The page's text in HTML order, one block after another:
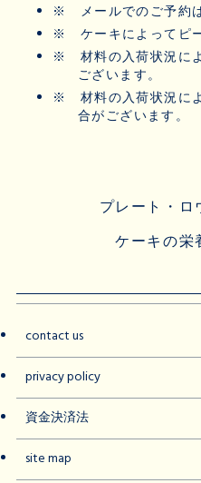
※ メールでのご予約
※ ケーキによってピ
※ 材料の入荷状況に
ございます。
※ 材料の入荷状況に
合がございます。
プレート・ロ
ケーキの栄
contact us
privacy policy
資金決済法
site map